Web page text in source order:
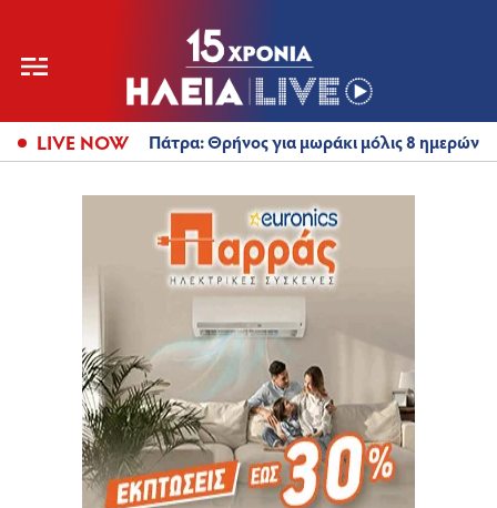
LIVE NOW Πάτρα: Θρήνος για μωράκι μόλις 8 ημερών